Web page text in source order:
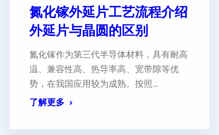
氮化镓外延片工艺流程介绍
外延片与晶圆的区别
氮化镓作为第三代半导体材料，具有耐高
温、兼容性高、热导率高、宽带隙等优
势，在我国应用较为成熟。按照…
了解更多